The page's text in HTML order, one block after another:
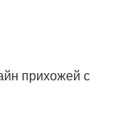
прихожей с